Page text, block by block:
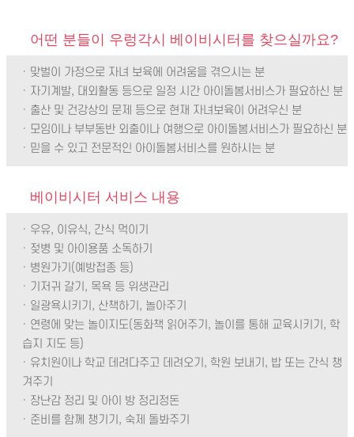
어떤 분들이 우렁각시 베이비시터를 찾으실까요?
· 맞벌이 가정으로 자녀 보육에 어려움을 겪으시는 분
· 자기계발, 대외활동 등으로 일정 시간 아이돌봄서비스가 필요하신 분
· 출산 및 건강상의 문제 등으로 현재 자녀보육이 어려우신 분
· 모임이나 부부동반 외출이나 여행으로 아이돌봄서비스가 필요하신 분
· 믿을 수 있고 전문적인 아이돌봄서비스를 원하시는 분
베이비시터 서비스 내용
· 우유, 이유식, 간식 먹이기
· 젖병 및 아이용품 소독하기
· 병원가기(예방접종 등)
· 기저귀 갈기, 목욕 등 위생관리
· 일광욕시키기, 산책하기, 놀아주기
· 연령에 맞는 놀이지도(동화책 읽어주기, 놀이를 통해 교육시키기, 학
습지 지도 등)
· 유치원이나 학교 데려다주고 데려오기, 학원 보내기, 밥 또는 간식 챙
겨주기
· 장난감 정리 및 아이 방 정리정돈
· 준비를 함께 챙기기, 숙제 돌봐주기